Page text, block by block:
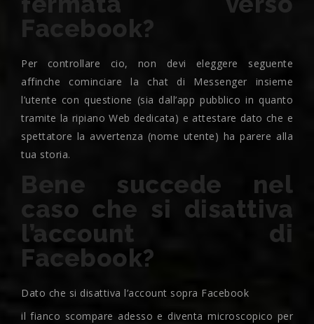
Facebook?
Per controllare cio, non devi eleggere seguente
affinche cominciare la chat di Messenger insieme
l’utente con questione (sia dall’app pubblico in quanto
tramite la ripiano Web dedicata) e attestare dato che e
spettatore la avvertenza (nome utente) ha parere alla
tua storia.
Bene succede nel
caso che si disattiva
l’account di
Facebook?
Dato che si disattiva l’account sopra Facebook
il fianco scompare adesso e diventa microscopico per